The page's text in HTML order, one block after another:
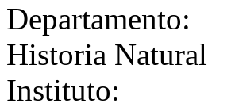
Departamento:
Historia Natural
Instituto: